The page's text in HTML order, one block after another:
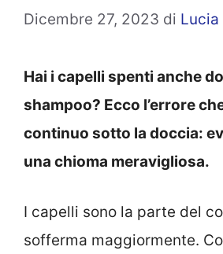
Dicembre 27, 2023 di Lucia
Hai i capelli spenti anche
shampoo? Ecco l’errore
continuo sotto la doccia:
una chioma meravigliosa.
I capelli sono la parte del
sofferma maggiormente.